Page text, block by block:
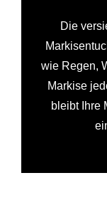
Die
wie Regen,
Markise
bleibt Ihre